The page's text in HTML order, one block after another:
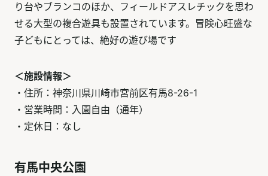
り台やブランコのほか、フィールドアスレチックを思わ
せる大型の複合遊具も設置されています。冒険心旺盛な
子どもにとっては、絶好の遊び場です
＜施設情報＞
・住所：神奈川県川崎市宮前区有馬8-26-1
・営業時間：入園自由（通年）
・定休日：なし
有馬中央公園